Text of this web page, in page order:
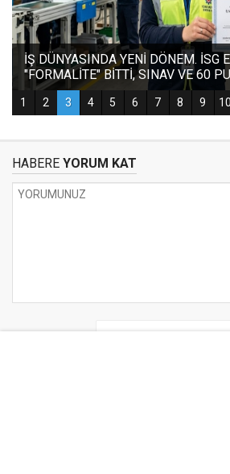
HABERE YORUM KAT